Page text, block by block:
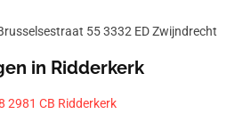
55 3332 ED Zwijndrecht
in Ridderkerk
2981 CB Ridderkerk